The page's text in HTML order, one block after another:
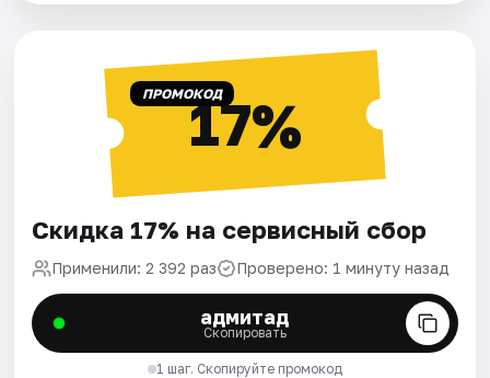
ПРОМОКОД17%
Скидка 17% на сервисный сбор
Применили: 2 392 раз Проверено: 1 минуту назад
адмитад
Скопировать
1 шаг. Скопируйте промокод